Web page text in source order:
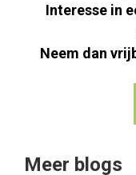
Interesse in
Neem dan
Meer blogs